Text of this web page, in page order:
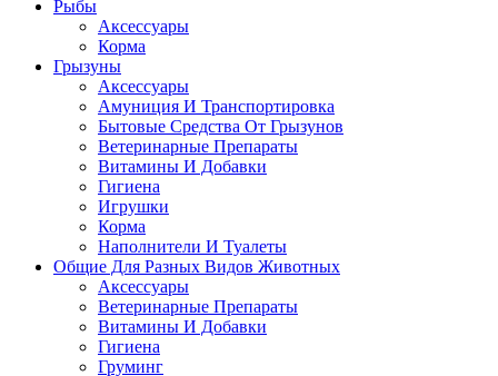
Рыбы
Аксессуары
Корма
Грызуны
Аксессуары
Амуниция И Транспортировка
Бытовые Средства От Грызунов
Ветеринарные Препараты
Витамины И Добавки
Гигиена
Игрушки
Корма
Наполнители И Туалеты
Общие Для Разных Видов Животных
Аксессуары
Ветеринарные Препараты
Витамины И Добавки
Гигиена
Груминг